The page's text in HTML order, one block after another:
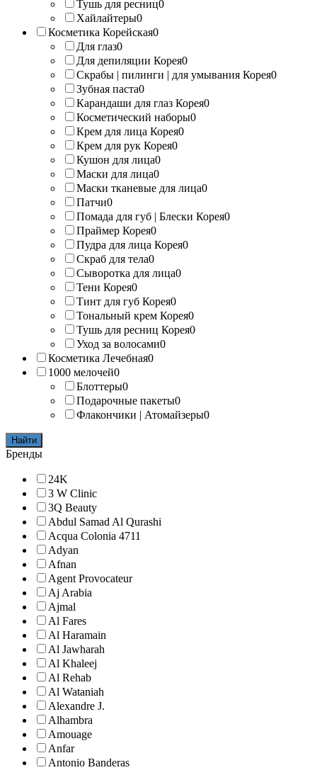
Тушь для ресниц0
Хайлайтеры0
Косметика Корейская0
Для глаз0
Для депиляции Корея0
Скрабы | пилинги | для умывания Корея0
Зубная паста0
Карандаши для глаз Корея0
Косметический наборы0
Крем для лица Корея0
Крем для рук Корея0
Кушон для лица0
Маски для лица0
Маски тканевые для лица0
Патчи0
Помада для губ | Блески Корея0
Праймер Корея0
Пудра для лица Корея0
Скраб для тела0
Сыворотка для лица0
Тени Корея0
Тинт для губ Корея0
Тональный крем Корея0
Тушь для ресниц Корея0
Уход за волосами0
Косметика Лечебная0
1000 мелочей0
Блоттеры0
Подарочные пакеты0
Флакончики | Атомайзеры0
Найти
Бренды
24K
3 W Clinic
3Q Beauty
Abdul Samad Al Qurashi
Acqua Colonia 4711
Adyan
Afnan
Agent Provocateur
Aj Arabia
Ajmal
Al Fares
Al Haramain
Al Jawharah
Al Khaleej
Al Rehab
Al Wataniah
Alexandre J.
Alhambra
Amouage
Anfar
Antonio Banderas